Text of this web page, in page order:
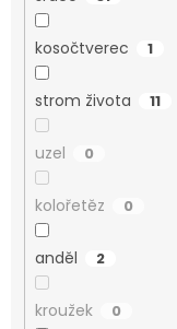
kosočtverec 1
strom života 11
uzel 0
kolořetěz 0
anděl 2
kroužek 0